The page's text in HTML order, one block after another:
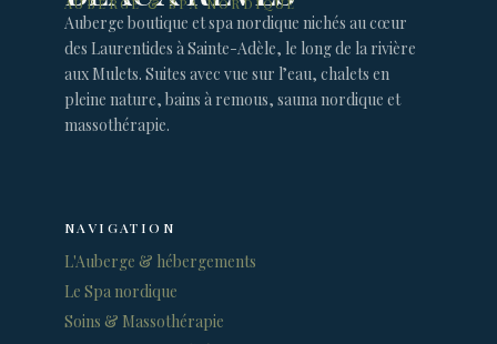
AUBERGE & SPA NORDIQUE
Auberge boutique et spa nordique nichés au cœur
des Laurentides à Sainte-Adèle, le long de la rivière
aux Mulets. Suites avec vue sur l’eau, chalets en
pleine nature, bains à remous, sauna nordique et
massothérapie.
NAVIGATION
L'Auberge & hébergements
Le Spa nordique
Soins & Massothérapie